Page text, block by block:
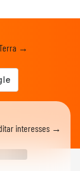
→
interesses →